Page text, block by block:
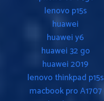
lenovo p15s
huawei
huawei y6
huawei 32 go
huawei 2019
lenovo thinkpad p15s
macbook pro A1707